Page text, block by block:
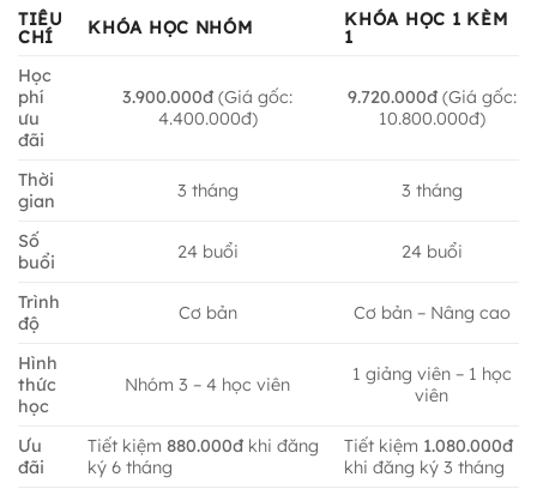
TIÊU
CHÍ
KHÓA HỌC NHÓM
KHÓA HỌC 1 KÈM
1
Học
phí
ưu
đãi
3.900.000đ (Giá gốc:
4.400.000đ)
9.720.000đ(Giá gốc:
10.800.000đ)
Thời
gian
3 tháng 3 tháng
Số
buổi
24 buổi 24 buổi
Trình
độ
Cơ bản Cơ bản – Nâng cao
Hình
thức
học
Nhóm 3 – 4 học viên
1 giảng viên – 1 học
viên
Ưu
đãi
Tiết kiệm880.000đ khi đăng
ký 6 tháng
Tiết kiệm 1.080.000đ
khi đăng ký 3 tháng